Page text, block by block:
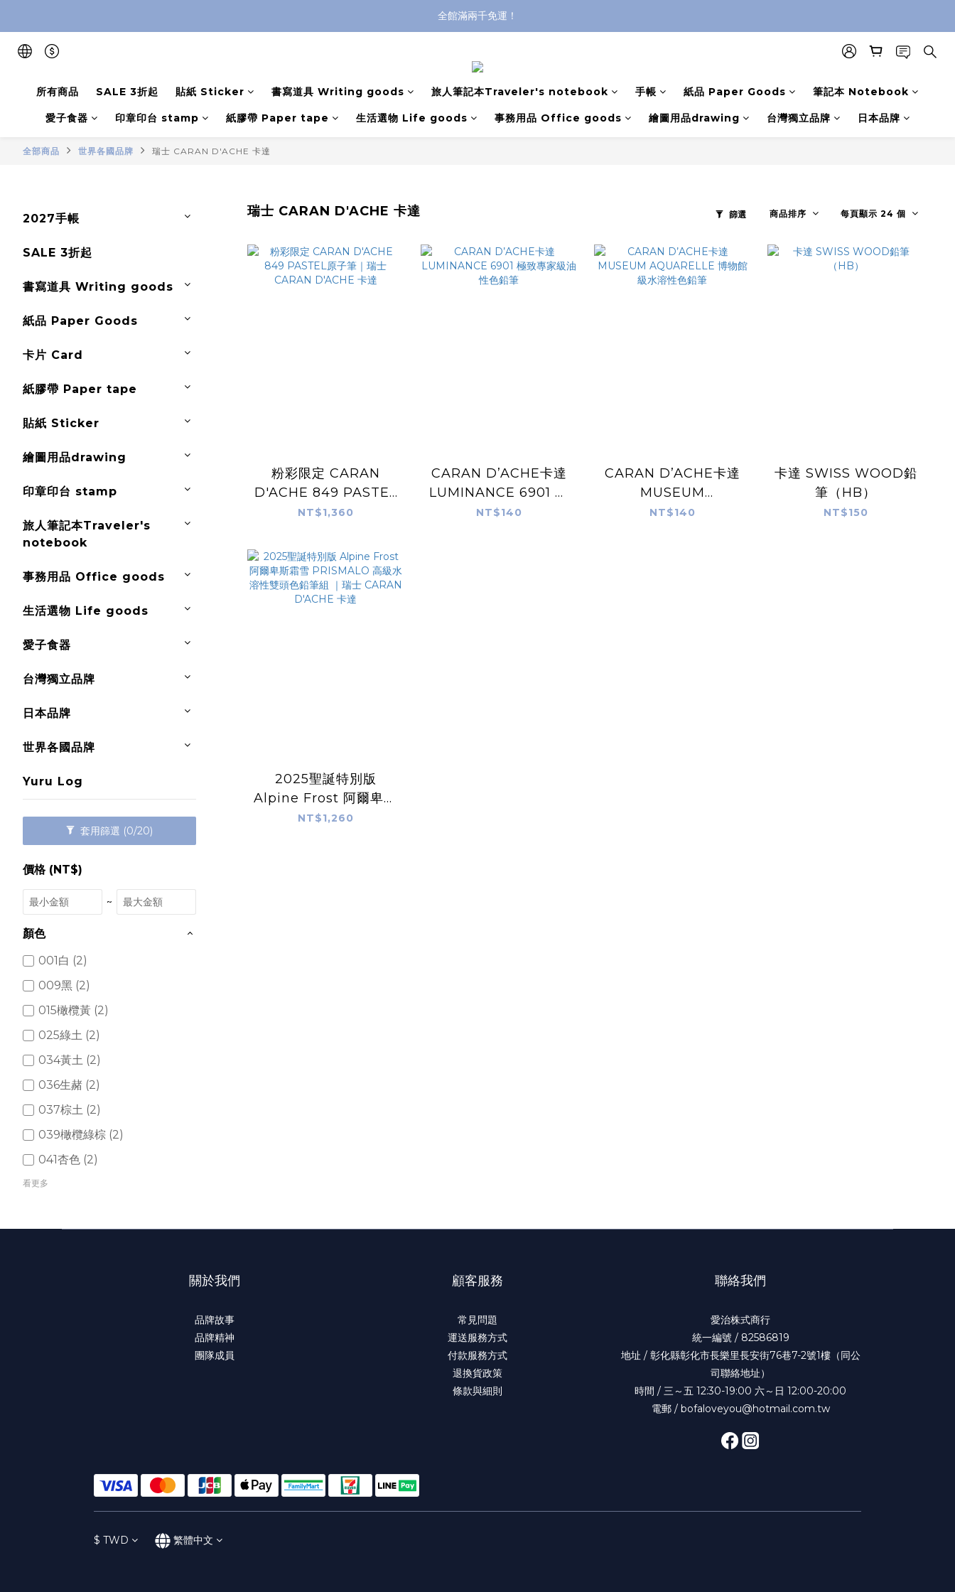
全館滿兩千免運！
全館滿兩千免運！
所有商品
SALE 3折起 貼紙 Sticker 書寫道具 Writing goods 旅人筆記本Traveler's notebook 手帳 紙品 Paper Goods 筆記本 Notebook
愛子食器 印章印台 stamp 紙膠帶 Paper tape 生活選物 Life goods 事務用品 Office goods 繪圖用品drawing 台灣獨立品牌 日本品牌
全部商品 世界各國品牌 瑞士 CARAN D'ACHE 卡達
2027手帳
SALE 3折起
書寫道具 Writing goods
紙品 Paper Goods
卡片 Card
紙膠帶 Paper tape
貼紙 Sticker
繪圖用品drawing
印章印台 stamp
旅人筆記本Traveler's
notebook
事務用品 Office goods
生活選物 Life goods
愛子食器
台灣獨立品牌
日本品牌
世界各國品牌
Yuru Log
套用篩選 (0/20)
價格 (NT$)
~
顏色
001白 (2)
009黑 (2)
015橄欖黃 (2)
025綠土 (2)
034黃土 (2)
036生赭 (2)
037棕土 (2)
039橄欖綠棕 (2)
041杏色 (2)
看更多
瑞士 CARAN D'ACHE 卡達 篩選 商品排序 每頁顯示 24 個
粉彩限定 CARAN
D'ACHE 849 PASTEL
原子筆｜瑞士 CARAN
NT$1,360
CARAN D’ACHE卡達
LUMINANCE 6901 極
致專家級油性色鉛筆
NT$140
CARAN D’ACHE卡達
MUSEUM
AQUARELLE 博物館級
NT$140
卡達 SWISS WOOD鉛
筆（HB）
NT$150
2025聖誕特別版
Alpine Frost 阿爾卑斯
NT$1,260
關於我們
品牌故事
品牌精神
團隊成員
顧客服務
常見問題
運送服務方式
付款服務方式
退換貨政策
條款與細則
聯絡我們
愛治株式商行
統一編號 / 82586819
地址 / 彰化縣彰化市長樂里長安街76巷7-2號1樓（同公
司聯絡地址）
時間 / 三～五 12:30-19:00 六～日 12:00-20:00
電郵 / bofaloveyou@hotmail.com.tw
$ TWD 繁體中文